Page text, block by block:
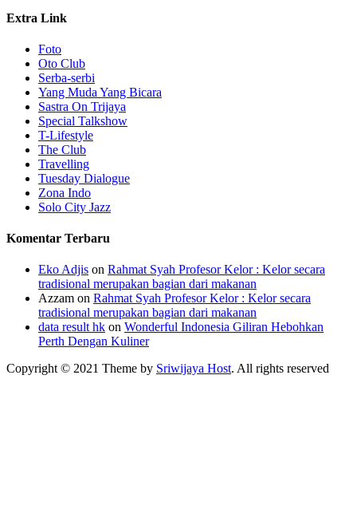
Extra Link
Foto
Oto Club
Serba-serbi
Yang Muda Yang Bicara
Sastra On Trijaya
Special Talkshow
T-Lifestyle
The Club
Travelling
Tuesday Dialogue
Zona Indo
Solo City Jazz
Komentar Terbaru
Eko Adjis on Rahmat Syah Profesor Kelor : Kelor secara
tradisional merupakan bagian dari makanan
Azzam on Rahmat Syah Profesor Kelor : Kelor secara
tradisional merupakan bagian dari makanan
data result hk on Wonderful Indonesia Giliran Hebohkan
Perth Dengan Kuliner
Copyright © 2021 Theme by Sriwijaya Host. All rights reserved